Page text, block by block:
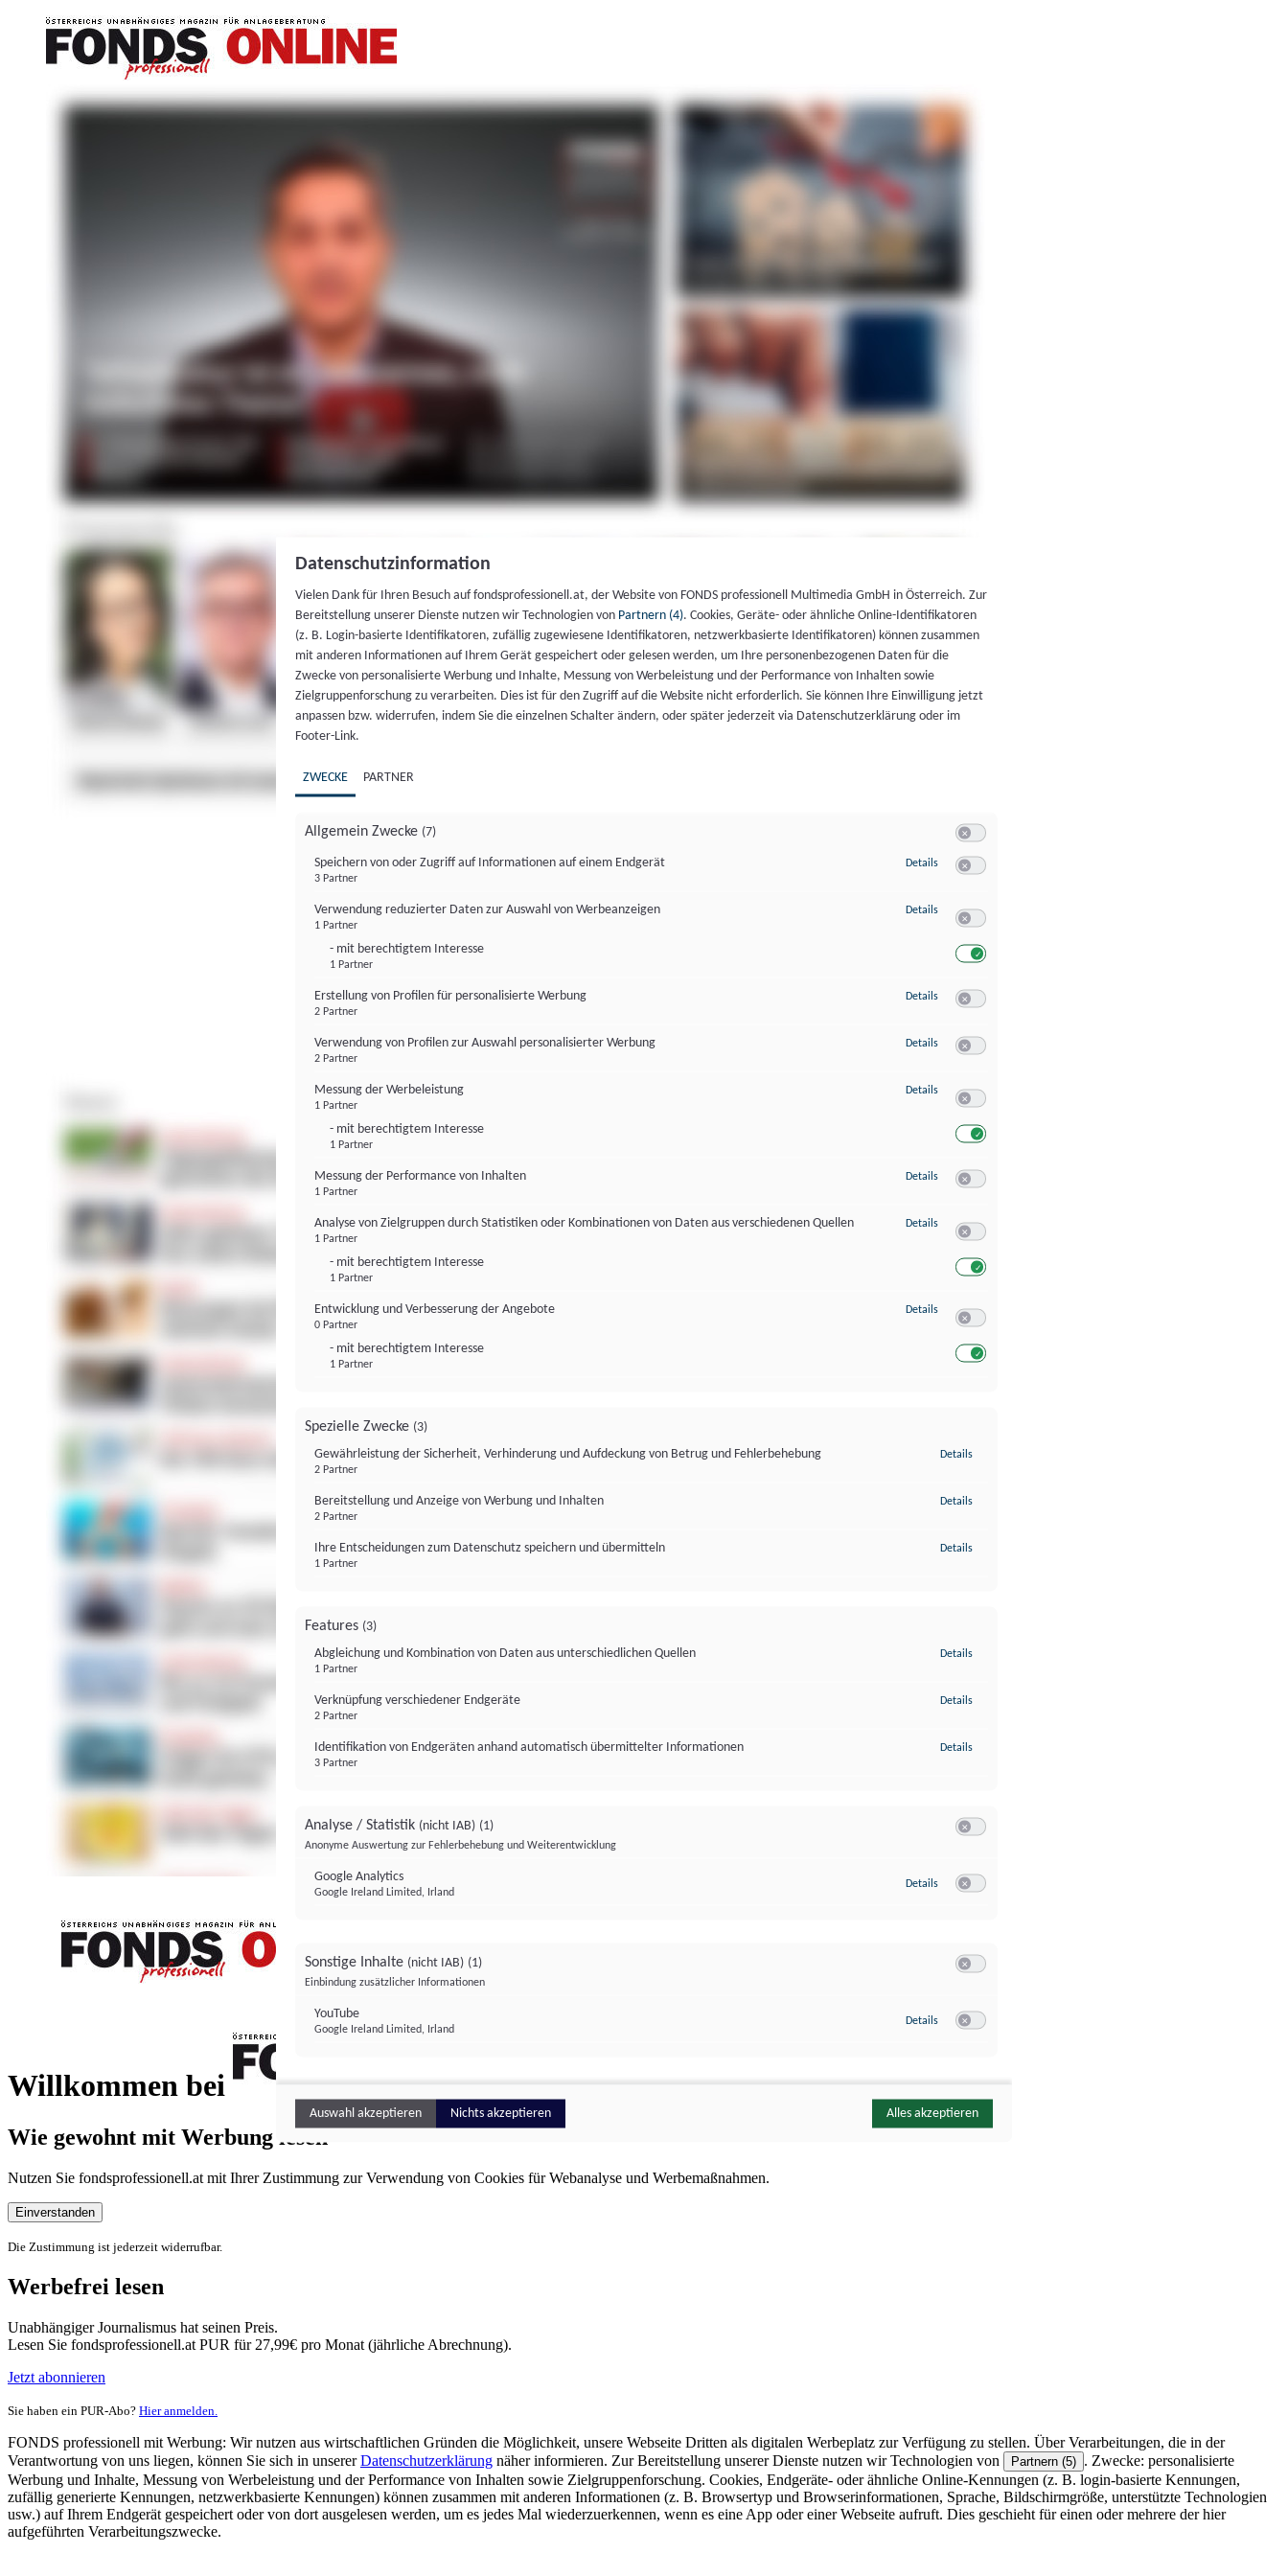
Willkommen bei
FONDS professionell
Wie gewohnt mit Werbung lesen
Nutzen Sie fondsprofessionell.at mit Ihrer Zustimmung zur Verwendung von Cookies für Webanalyse und Werbemaßnahmen.
Einverstanden
Die Zustimmung ist jederzeit widerrufbar.
Werbefrei lesen
Unabhängiger Journalismus hat seinen Preis.
Lesen Sie fondsprofessionell.at PUR für 27,99€ pro Monat (jährliche Abrechnung).
Jetzt abonnieren
Sie haben ein PUR-Abo? Hier anmelden.
FONDS professionell mit Werbung: Wir nutzen aus wirtschaftlichen Gründen die Möglichkeit, unsere Webseite Dritten als digitalen Werbeplatz zur Verfügung zu stellen. Über Verarbeitungen, die in der
Verantwortung von uns liegen, können Sie sich in unsererDatenschutzerklärung näher informieren. Zur Bereitstellung unserer Dienste nutzen wir Technologien von Partnern (5) . Zwecke: personalisierte
Werbung und Inhalte, Messung von Werbeleistung und der Performance von Inhalten sowie Zielgruppenforschung. Cookies, Endgeräte- oder ähnliche Online-Kennungen (z. B. login-basierte Kennungen,
zufällig generierte Kennungen, netzwerkbasierte Kennungen) können zusammen mit anderen Informationen (z. B. Browsertyp und Browserinformationen, Sprache, Bildschirmgröße, unterstützte Technologien
usw.) auf Ihrem Endgerät gespeichert oder von dort ausgelesen werden, um es jedes Mal wiederzuerkennen, wenn es eine App oder einer Webseite aufruft. Dies geschieht für einen oder mehrere der hier
aufgeführten Verarbeitungszwecke.
Datenschutzinformation
Vielen Dank für Ihren Besuch auf fondsprofessionell.at, der Website von FONDS professionell Multimedia GmbH in Österreich. Zur
Bereitstellung unserer Dienste nutzen wir Technologien von Partnern (4). Cookies, Geräte- oder ähnliche Online-Identifikatoren
(z. B. Login-basierte Identifikatoren, zufällig zugewiesene Identifikatoren, netzwerkbasierte Identifikatoren) können zusammen
mit anderen Informationen auf Ihrem Gerät gespeichert oder gelesen werden, um Ihre personenbezogenen Daten für die
Zwecke von personalisierte Werbung und Inhalte, Messung von Werbeleistung und der Performance von Inhalten sowie
Zielgruppenforschung zu verarbeiten. Dies ist für den Zugriff auf die Website nicht erforderlich. Sie können Ihre Einwilligung jetzt
anpassen bzw. widerrufen, indem Sie die einzelnen Schalter ändern, oder später jederzeit via Datenschutzerklärung oder im
Footer-Link.
ZWECKE PARTNER
Allgemein Zwecke (7)
Speichern von oder Zugriff auf Informationen auf einem Endgerät
3 Partner
Details zu Speichern von oder Zugriff auf Informationen auf einem Endgerät
Verwendung reduzierter Daten zur Auswahl von Werbeanzeigen
1 Partner
- mit berechtigtem Interesse
1 Partner
Details zu Verwendung reduzierter Daten zur Auswahl von Werbeanzeigen
Erstellung von Profilen für personalisierte Werbung
2 Partner
Details zu Erstellung von Profilen für personalisierte Werbung
Verwendung von Profilen zur Auswahl personalisierter Werbung
2 Partner
Details zu Verwendung von Profilen zur Auswahl personalisierter Werbung
Messung der Werbeleistung
1 Partner
- mit berechtigtem Interesse
1 Partner
Details zu Messung der Werbeleistung
Messung der Performance von Inhalten
1 Partner
Details zu Messung der Performance von Inhalten
Analyse von Zielgruppen durch Statistiken oder Kombinationen von Daten aus verschiedenen Quellen
1 Partner
- mit berechtigtem Interesse
1 Partner
Details zu Analyse von Zielgruppen durch Statistiken oder Kombinationen von
Entwicklung und Verbesserung der Angebote
0 Partner
- mit berechtigtem Interesse
1 Partner
Details zu Entwicklung und Verbesserung der Angebote
Spezielle Zwecke (3)
Gewährleistung der Sicherheit, Verhinderung und Aufdeckung von Betrug und Fehlerbehebung
2 Partner
Details
Bereitstellung und Anzeige von Werbung und Inhalten
2 Partner
Details
Ihre Entscheidungen zum Datenschutz speichern und übermitteln
1 Partner
Details
Features (3)
Abgleichung und Kombination von Daten aus unterschiedlichen Quellen
1 Partner
Details
Verknüpfung verschiedener Endgeräte
2 Partner
Details
Identifikation von Endgeräten anhand automatisch übermittelter Informationen
3 Partner
Details
Analyse / Statistik (nicht IAB) (1)
Anonyme Auswertung zur Fehlerbehebung und Weiterentwicklung
Google Analytics
Google Ireland Limited, Irland
Details zu Google Analytics
Sonstige Inhalte (nicht IAB) (1)
Einbindung zusätzlicher Informationen
YouTube
Google Ireland Limited, Irland
Details zu YouTube
Auswahl akzeptieren Nichts akzeptieren Alles akzeptieren